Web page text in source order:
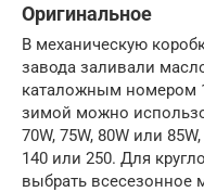
Оригинальное
В механическую
завода заливали
каталожным номером
зимой можно
70W, 75W, 80W или
140 или 250. Для
выбрать всесезонное